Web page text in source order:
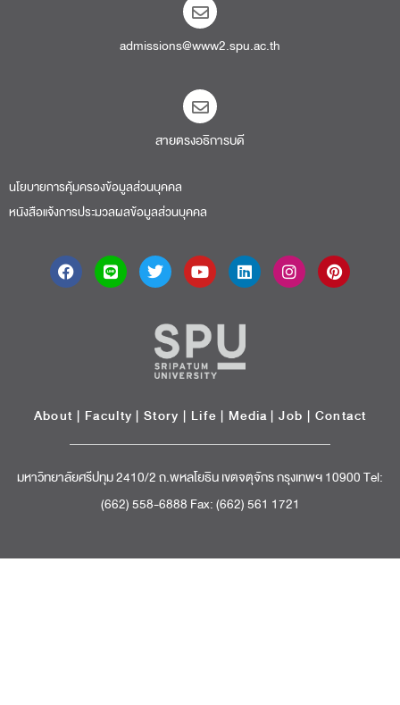
admissions@www2.spu.ac.th
สายตรงอธิการบดี​
นโยบายการคุ้มครองข้อมูลส่วนบุคคล
หนังสือแจ้งการประมวลผลข้อมูลส่วนบุคคล
About | Faculty | Story | Life | Media |Job | Contact
มหาวิทยาลัยศรีปทุม 2410/2 ถ.พหลโยธิน เขตจตุจักร กรุงเทพฯ 10900 Tel:
(662) 558-6888 Fax: (662) 561 1721